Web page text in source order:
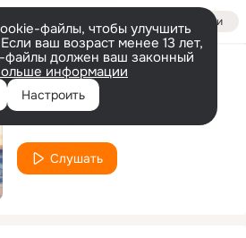
Войти
файлы, чтобы улучшить
ваш возраст менее 13 лет,
файлы должен ваш законный
информации
Настроить
After the Storm
Слушать